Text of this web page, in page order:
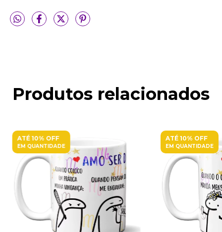
Produtos relacionados
ATÉ 10% OFF
EM QUANTIDADE
ATÉ 10% OFF
EM QUANTIDADE